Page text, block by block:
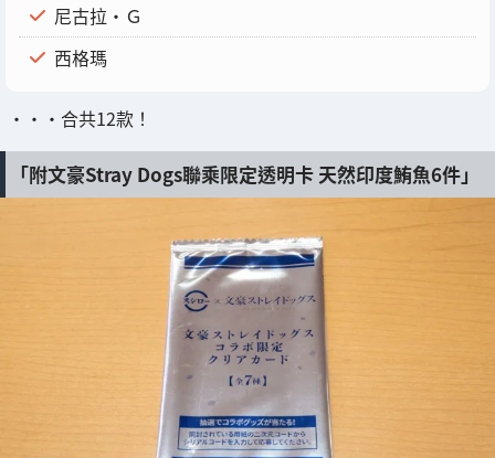
尼古拉・Ｇ
西格瑪
・・・合共12款！
「附文豪Stray Dogs聯乘限定透明卡 天然印度鮪魚6件」